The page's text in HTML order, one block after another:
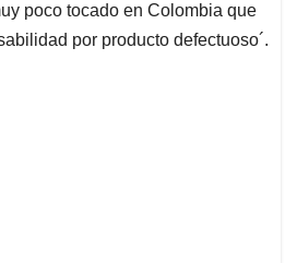
poco tocado en Colombia que
por producto defectuoso´.